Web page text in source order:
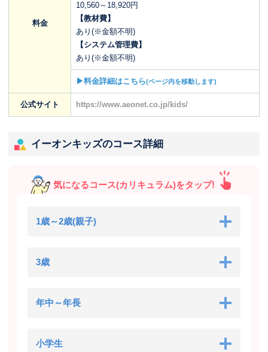
料金
10,560～18,920円
【教材費】
あり(※金額不明)
【システム管理費】
あり(※金額不明)
▶料金詳細はこちら(ページ内を移動します)
公式サイト https://www.aeonet.co.jp/kids/
イーオンキッズのコース詳細
気になるコース(カリキュラム)をタップ!
1歳～2歳(親子)
3歳
年中～年長
小学生